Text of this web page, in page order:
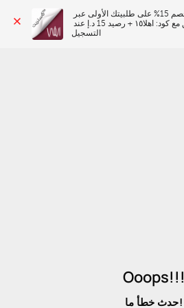
التسجيل
Ooops!!!
حدث خطأ ما!